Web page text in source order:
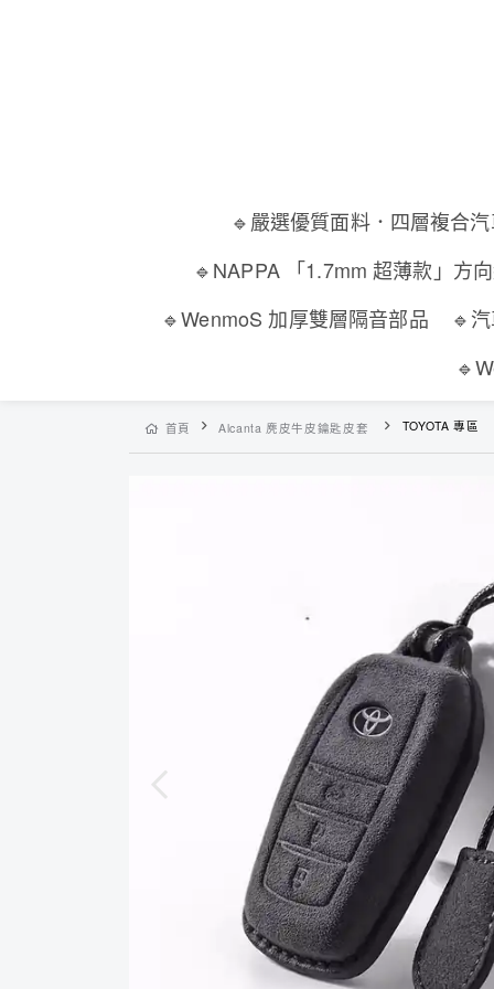
🔹嚴選優質面料．四層複合
🔹NAPPA 「1.7mm 超薄款」方
🔹WenmoS 加厚雙層隔音部品
🔹
首頁 Alcanta 麂皮牛皮鑰匙皮套 TOYOTA 專區